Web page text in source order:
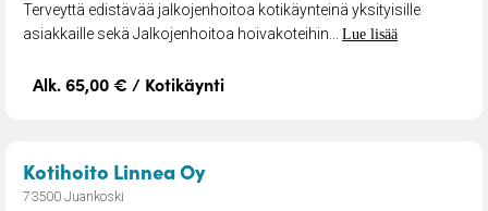
Terveyttä edistävää jalkojenhoitoa kotikäynteinä yksityisille
asiakkaille sekä Jalkojenhoitoa hoivakoteihin... Lue lisää
Alk. 65,00 € / Kotikäynti
Kotihoito Linnea Oy– Kotisairaanhoito
73500 Juankoski